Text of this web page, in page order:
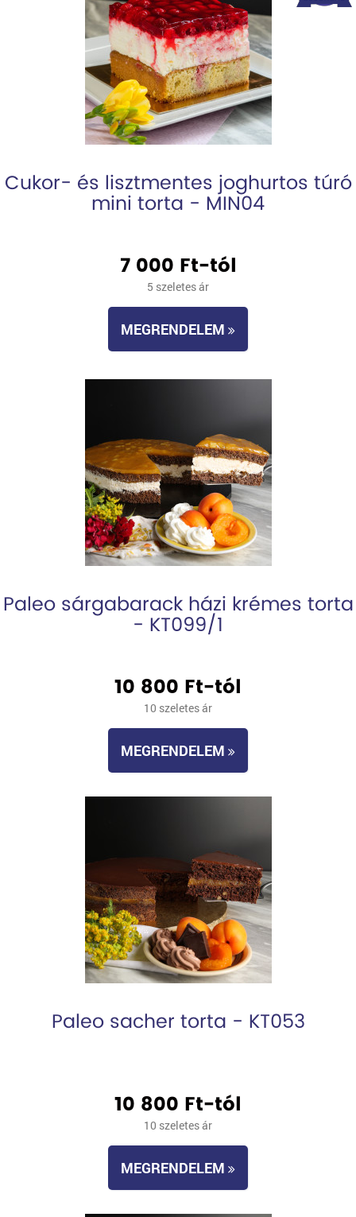
Cukor- és lisztmentes joghurtos túró
mini torta - MIN04
7 000 Ft-tól
5 szeletes ár
MEGRENDELEM
Paleo sárgabarack házi krémes torta
- KT099/1
10 800 Ft-tól
10 szeletes ár
MEGRENDELEM
Paleo sacher torta - KT053
10 800 Ft-tól
10 szeletes ár
MEGRENDELEM